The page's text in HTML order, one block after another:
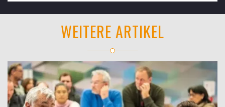
WEITERE ARTIKEL